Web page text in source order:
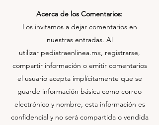
Acerca de los Comentarios:
Los invitamos a dejar comentarios en
nuestras entradas. Al
utilizar pediatraenlinea.mx, registrarse,
compartir información o emitir comentarios
el usuario acepta implícitamente que se
guarde información básica como correo
electrónico y nombre, esta información es
confidencial y no será compartida o vendida